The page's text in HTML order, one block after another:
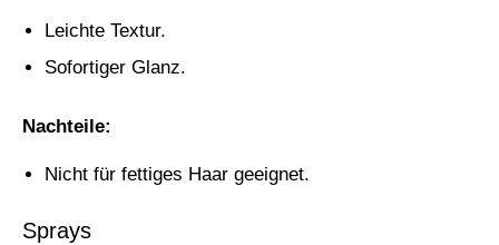
Leichte Textur.
Sofortiger Glanz.
Nachteile:
Nicht für fettiges Haar geeignet.
Sprays